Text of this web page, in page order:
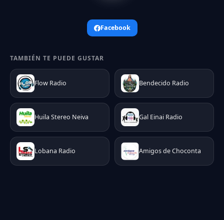
Facebook
TAMBIÉN TE PUEDE GUSTAR
Flow Radio Bendecido Radio
Huila Stereo Neiva Gal Einai Radio
Lobana Radio Amigos de Choconta